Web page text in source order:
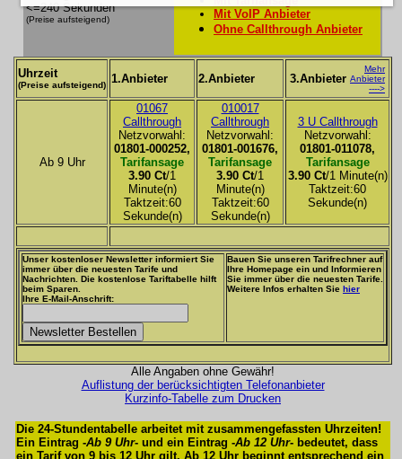
<=240 Sekunden
(Preise aufsteigend)
Mit VoIP Anbieter
Ohne Callthrough Anbieter
Uhrzeit
(Preise aufsteigend) 1.Anbieter 2.Anbieter 3.Anbieter
Mehr
Anbieter
---->
Ab 9 Uhr
01067
Callthrough
Netzvorwahl:
01801-000252,
Tarifansage
3.90 Ct/1
Minute(n)
Taktzeit:60
Sekunde(n)
010017
Callthrough
Netzvorwahl:
01801-001676,
Tarifansage
3.90 Ct/1
Minute(n)
Taktzeit:60
Sekunde(n)
3 U Callthrough
Netzvorwahl:
01801-011078,
Tarifansage
3.90 Ct/1 Minute(n)
Taktzeit:60
Sekunde(n)
Unser kostenloser Newsletter informiert Sie
immer über die neuesten Tarife und
Nachrichten. Die kostenlose Tariftabelle hilft
beim Sparen.
Ihre E-Mail-Anschrift:
Bauen Sie unseren Tarifrechner auf
Ihre Homepage ein und Informieren
Sie immer über die neuesten Tarife.
Weitere Infos erhalten Sie hier
Alle Angaben ohne Gewähr!
Auflistung der berücksichtigten Telefonanbieter
Kurzinfo-Tabelle zum Drucken
Die 24-Stundentabelle arbeitet mit zusammengefassten Uhrzeiten!
Ein Eintrag -Ab 9 Uhr- und ein Eintrag -Ab 12 Uhr- bedeutet, dass
ein Tarif von 9 bis 12 Uhr gilt. Ab 12 Uhr beginnt entsprechend ein